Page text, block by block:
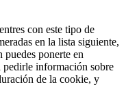
con este tipo de
en la lista siguiente,
ponerte en
pedirle información sobre
de la cookie, y